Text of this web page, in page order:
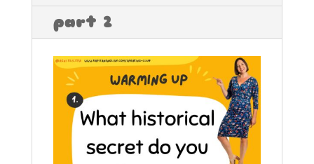
part 2